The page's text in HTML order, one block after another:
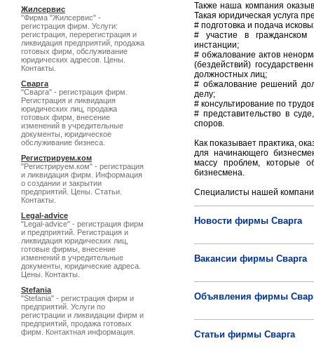
Жилсервис
"Фирма "Жилсервис" -
регистрация фирм. Услуги:
регистрация, перерегистрация и
ликвидация предприятий, продажа
готовых фирм, обслуживание
юридических адресов. Цены.
Контакты.
Сварга
"Сварга" - регистрация фирм.
Регистрация и ликвидация
юридических лиц, продажа
готовых фирм, внесение
изменений в учредительные
документы, юридическое
обслуживание бизнеса.
Регистрируем.ком
"Регистрируем.ком" - регистрация
и ликвидация фирм. Информация
о создании и закрытии
предприятий. Цены. Статьи.
Контакты.
Legal-advice
"Legal-advice" - регистрация фирм
и предприятий. Регистрация и
ликвидация юридических лиц,
готовые фирмы, внесение
изменений в учредительные
документы, юридические адреса.
Цены. Контакты.
Stefania
"Stefania" - регистрация фирм и
предприятий. Услуги по
регистрации и ликвидации фирм и
предприятий, продажа готовых
фирм. Контактная информация.
Также наша компания
Такая юридическая услуга
# подготовка и подача
# участие в гражданском
инстанции;
# обжалование актов
(бездействий)
должностных лиц;
# обжалование решений
делу;
# консультирование по
# представительство в
споров.
Как показывает практика,
для начинающего
массу проблем, которые
бизнесмена.
Специалисты нашей
Новости фирмы Сварга
Вакансии фирмы Сварга
Объявления фирмы
Статьи фирмы Сварга